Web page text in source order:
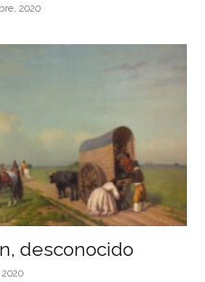
2020
desconocido